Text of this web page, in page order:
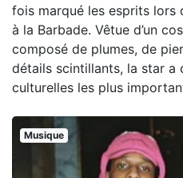
fois marqué les esprits lors
à la Barbade. Vêtue d’un
composé de plumes, de
détails scintillants, la star a
culturelles les plus
Musique